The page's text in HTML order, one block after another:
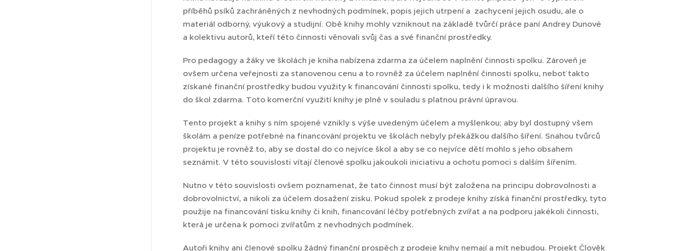
příběhů psíků zachráněných z nevhodných podmínek, popis jejich utrpení a zachycení jejich osudu, ale o
materiál odborný, výukový a studijní. Obě knihy mohly vzniknout na základě tvůrčí práce paní Andrey Dunové
a kolektivu autorů, kteří této činnosti věnovali svůj čas a své finanční prostředky.
Pro pedagogy a žáky ve školách je kniha nabízena zdarma za účelem naplnění činnosti spolku. Zároveň je
ovšem určena veřejnosti za stanovenou cenu a to rovněž za účelem naplnění činnosti spolku, neboť takto
získané finanční prostředky budou využity k financování činnosti spolku, tedy i k možnosti dalšího šíření knihy
do škol zdarma. Toto komerční využití knihy je plně v souladu s platnou právní úpravou.
Tento projekt a knihy s ním spojené vznikly s výše uvedeným účelem a myšlenkou; aby byl dostupný všem
školám a peníze potřebné na financování projektu ve školách nebyly překážkou dalšího šíření. Snahou tvůrců
projektu je rovněž to, aby se dostal do co nejvíce škol a aby se co nejvíce dětí mohlo s jeho obsahem
seznámit. V této souvislosti vítají členové spolku jakoukoli iniciativu a ochotu pomoci s dalším šířením.
Nutno v této souvislosti ovšem poznamenat, že tato činnost musí být založena na principu dobrovolnosti a
dobrovolnictví, a nikoli za účelem dosažení zisku. Pokud spolek z prodeje knihy získá finanční prostředky, tyto
použije na financování tisku knihy či knih, financování léčby potřebných zvířat a na podporu jakékoli činnosti,
která je určena k pomoci zvířatům z nevhodných podmínek.
Autoři knihy ani členové spolku žádný finanční prospěch z prodeje knihy nemají a mít nebudou. Projekt Člověk